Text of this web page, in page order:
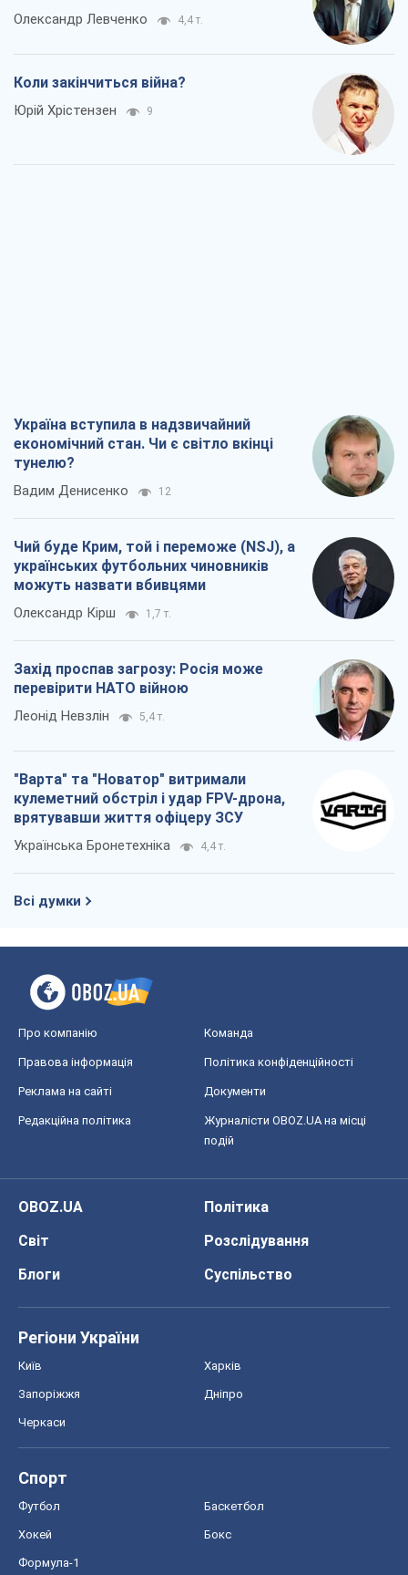
Олександр Левченко 4,4 т.
Коли закінчиться війна?
Юрій Хрістензен 9
Україна вступила в надзвичайний
економічний стан. Чи є світло вкінці
тунелю?
Вадим Денисенко 12
Чий буде Крим, той і переможе (NSJ), а
українських футбольних чиновників
можуть назвати вбивцями
Олександр Кірш 1,7 т.
Захід проспав загрозу: Росія може
перевірити НАТО війною
Леонід Невзлін 5,4 т.
"Варта" та "Новатор" витримали
кулеметний обстріл і удар FPV-дрона,
врятувавши життя офіцеру ЗСУ
Українська Бронетехніка 4,4 т.
Всі думки
Про компанію Команда
Правова інформація Політика конфіденційності
Реклама на сайті Документи
Редакційна політика
Журналісти OBOZ.UA на місці
подій
OBOZ.UA
Політика
Світ
Розслідування
Блоги
Суспільство
Регіони України
Київ Харків
Запоріжжя Дніпро
Черкаси
Спорт
Футбол Баскетбол
Хокей Бокс
Формула-1